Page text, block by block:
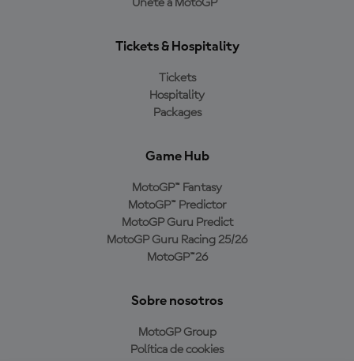
Únete a MotoGP™
Tickets & Hospitality
Tickets
Hospitality
Packages
Game Hub
MotoGP™ Fantasy
MotoGP™ Predictor
MotoGP Guru Predict
MotoGP Guru Racing 25/26
MotoGP™26
Sobre nosotros
MotoGP Group
Política de cookies